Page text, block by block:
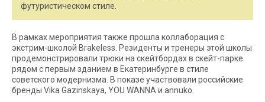
футуристическом стиле.
В рамках мероприятия также прошла коллаборация с
экстрим-школой Brakeless. Резиденты и тренеры этой школы
продемонстрировали трюки на скейтбордах в скейт-парке
рядом с первым зданием в Екатеринбурге в стиле
советского модернизма. В показе участвовали российские
бренды Vika Gazinskaya, YOU WANNA и annuko.